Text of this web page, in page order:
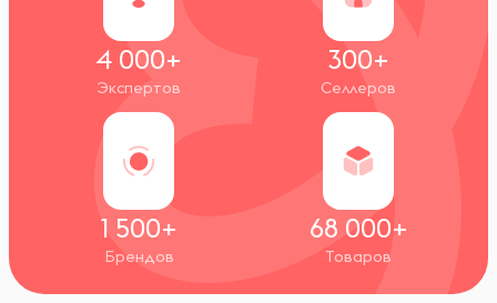
4 000+
Экспертов
300+
Селлеров
1 500+
Брендов
68 000+
Товаров